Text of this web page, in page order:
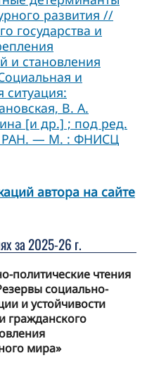
развития //
государства и
и становления
и
ситуация:
В. А.
[и др.] ; под ред.
РАН. — М. : ФНИСЦ
автора на сайте
за 2025-26 г.
политические чтения
социально-
и устойчивости
гражданского
мира»